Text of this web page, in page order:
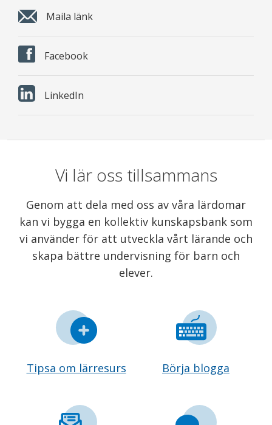
Maila länk
Facebook
LinkedIn
Vi lär oss tillsammans
Genom att dela med oss av våra lärdomar
kan vi bygga en kollektiv kunskapsbank som
vi använder för att utveckla vårt lärande och
skapa bättre undervisning för barn och
elever.
Tipsa om lärresurs Börja blogga